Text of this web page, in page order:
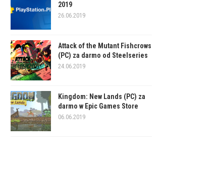
2019
26.06.2019
Attack of the Mutant Fishcrows
(PC) za darmo od Steelseries
24.06.2019
Kingdom: New Lands (PC) za
darmo w Epic Games Store
06.06.2019